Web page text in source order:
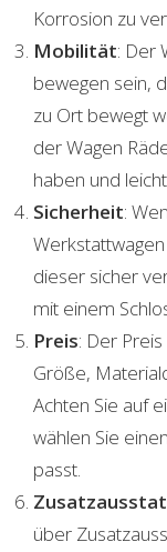
Korrosion zu
Mobilität: Der
bewegen sein,
zu Ort bewegt
der Wagen
haben und
Sicherheit:
dieser sicher
mit einem
Preis: Der
Größe,
Achten Sie auf
wählen Sie
passt.
über